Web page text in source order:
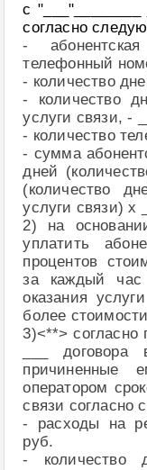
с "___"________
согласно
-
телефонный
- количество
- количество
услуги связи, -
- количество
- сумма
дней
(количество
услуги связи) х
2) на
уплатить
процентов
за каждый час
оказания
более
3)<**> согласно
___ договора
причиненные
оператором
связи согласно
- расходы на
руб.
- количество